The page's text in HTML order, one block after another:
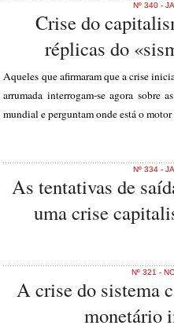
Nº 340 -
Crise do
réplicas do
Aqueles que afirmaram que a crise
arrumada interrogam-se agora sobre
mundial e perguntam onde está o
Nº 334 -
As tentativas de
uma crise
Nº 321 -
A crise do sistema
monetário